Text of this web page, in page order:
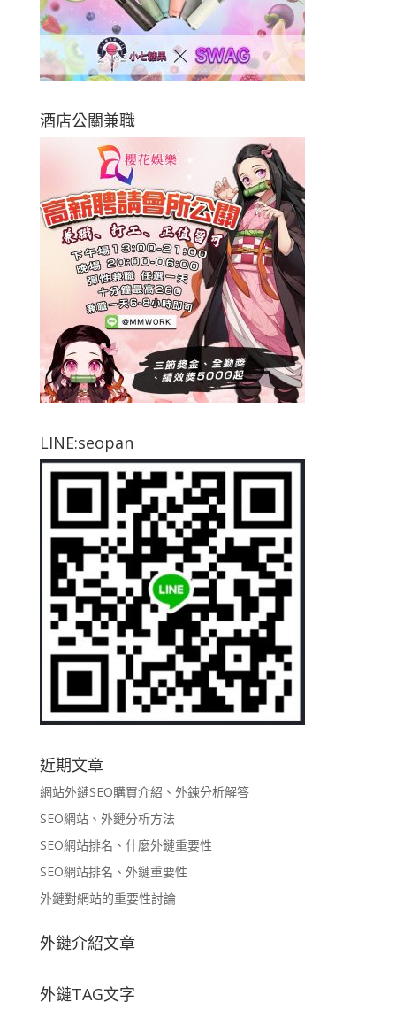
酒店公關兼職
LINE:seopan
近期文章
網站外鏈SEO購買介紹、外鍊分析解答
SEO網站、外鏈分析方法
SEO網站排名、什麼外鏈重要性
SEO網站排名、外鏈重要性
外鏈對網站的重要性討論
外鏈介紹文章
外鏈TAG文字